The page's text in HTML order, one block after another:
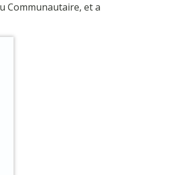
Communautaire, et a